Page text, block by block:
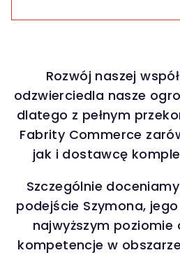
Rozwój naszej
odzwierciedla nasze
dlatego z pełnym
Fabrity Commerce
jak i dostawcę
Szczególnie
podejście Szymona,
najwyższym
kompetencje w